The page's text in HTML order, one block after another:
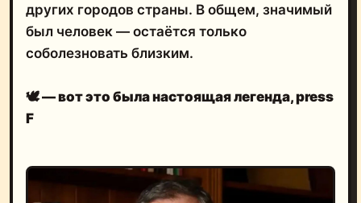
других городов страны. В общем, значимый
был человек — остаётся только
соболезновать близким.
🕊️— вот это была настоящая легенда, press
F